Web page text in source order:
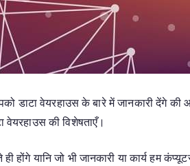
डाटा वेयरहाउस के बारे में जानकारी देंगे
वेयरहाउस की विशेषताएँ।
होंगे यानि जो भी जानकारी या कार्य हम